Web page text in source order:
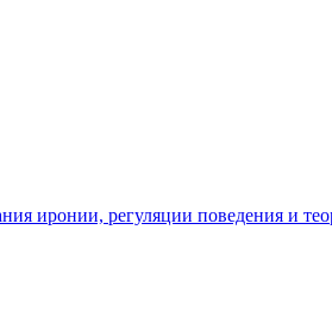
иронии, регуляции поведения и